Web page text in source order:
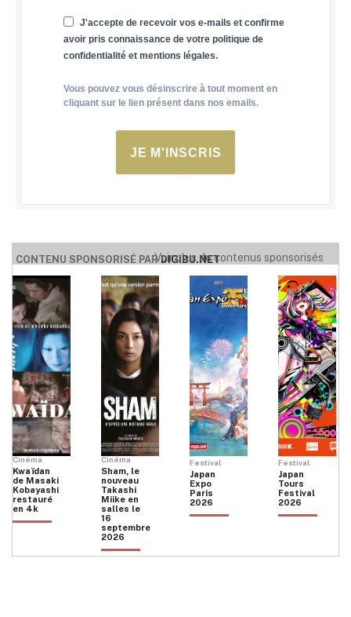
J'accepte de recevoir vos e-mails et confirme
avoir pris connaissance de votre politique de
confidentialité et mentions légales.
Vous pouvez vous désinscrire à tout moment en
cliquant sur le lien présent dans nos emails.
JE M'INSCRIS
CONTENU SPONSORISÉ PARDIGIBU.NET
Voir plus de contenus sponsorisés
Cinéma
Kwaïdan
de Masaki
Kobayashi
restauré
en 4k
Cinéma
Sham, le
nouveau
Takashi
Miike en
salles le
16
septembre
2026
Festival
Japan
Expo
Paris
2026
Festival
Japan
Tours
Festival
2026